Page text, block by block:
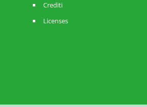
Crediti
Licenses